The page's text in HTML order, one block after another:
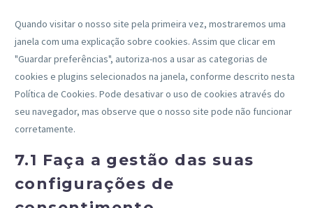
Quando visitar o nosso site pela primeira vez, mostraremos uma
janela com uma explicação sobre cookies. Assim que clicar em
"Guardar preferências", autoriza-nos a usar as categorias de
cookies e plugins selecionados na janela, conforme descrito nesta
Política de Cookies. Pode desativar o uso de cookies através do
seu navegador, mas observe que o nosso site pode não funcionar
corretamente.
7.1 Faça a gestão das suas
configurações de